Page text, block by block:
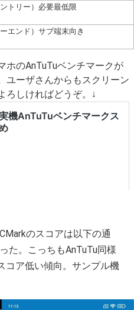
ントリー）必要最低限
ーエンド）サブ端末向き
のAnTuTuベンチマークが
ユーザさんからもスクリーン
ろしければどうぞ。↓
のスコアは以下の通
た。こっちもAnTuTu同様
コア低い傾向。サンプル機